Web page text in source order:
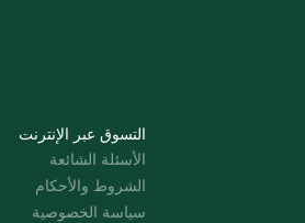
التسوق عبر الإنترنت
الأسئلة الشائعة
الشروط والأحكام
سياسة الخصوصية